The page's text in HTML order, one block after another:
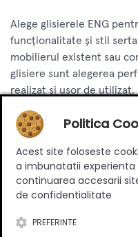
Alege glisierele ENG
funcționalitate și stil
mobilierul existent sau
glisiere sunt alegerea
realizat și ușor de utilizat.
Review-uri
Spune-ți părerea
Politica
Acest site foloseste
a imbunatatii experienta
continuarea accesarii site-
de confidentialitate
PREFERINTE